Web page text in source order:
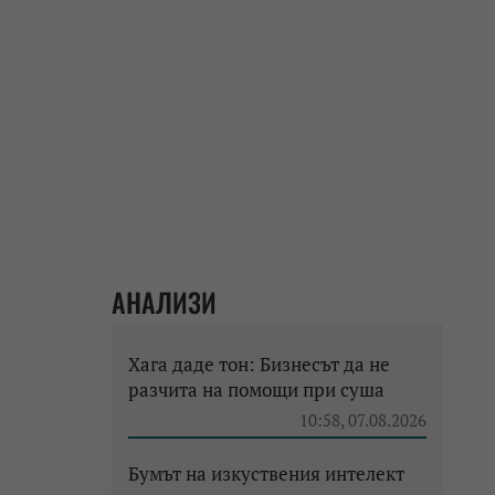
АНАЛИЗИ
Хага даде тон: Бизнесът да не
разчита на помощи при суша
10:58, 07.08.2026
Бумът на изкуствения интелект